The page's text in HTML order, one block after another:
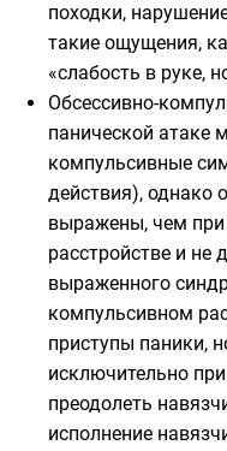
походки,
такие ощущения,
«слабость в руке,
Обсессивно-
панической атаке
компульсивные
действия), однако
выражены, чем при
расстройстве и не
выраженного
компульсивном
приступы паники,
исключительно
преодолеть
исполнение